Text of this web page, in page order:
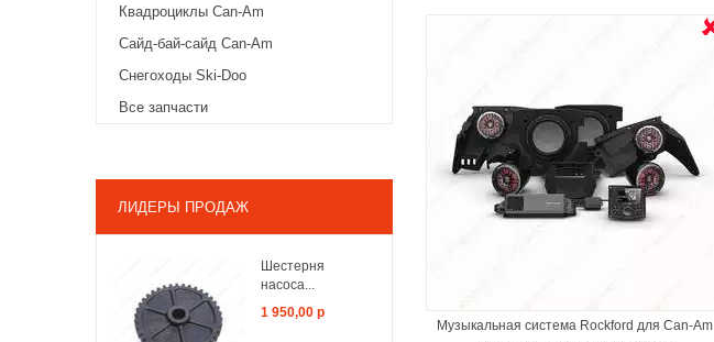
Квадроциклы Can-Am
Сайд-бай-сайд Can-Am
Снегоходы Ski-Doo
Все запчасти
ЛИДЕРЫ ПРОДАЖ
Шестерня
насоса...
1 950,00 р
ЗАКОНЧИЛСЯ
Музыкальная система Rockford для Can-Am
ЗАКОНЧИЛСЯ